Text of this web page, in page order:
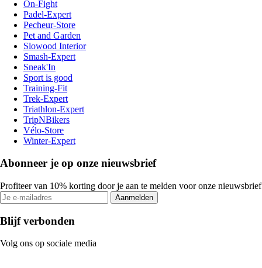
On-Fight
Padel-Expert
Pecheur-Store
Pet and Garden
Slowood Interior
Smash-Expert
Sneak'In
Sport is good
Training-Fit
Trek-Expert
Triathlon-Expert
TripNBikers
Vélo-Store
Winter-Expert
Abonneer je op onze nieuwsbrief
Profiteer van 10% korting door je aan te melden voor onze nieuwsbrief
Aanmelden
Blijf verbonden
Volg ons op sociale media